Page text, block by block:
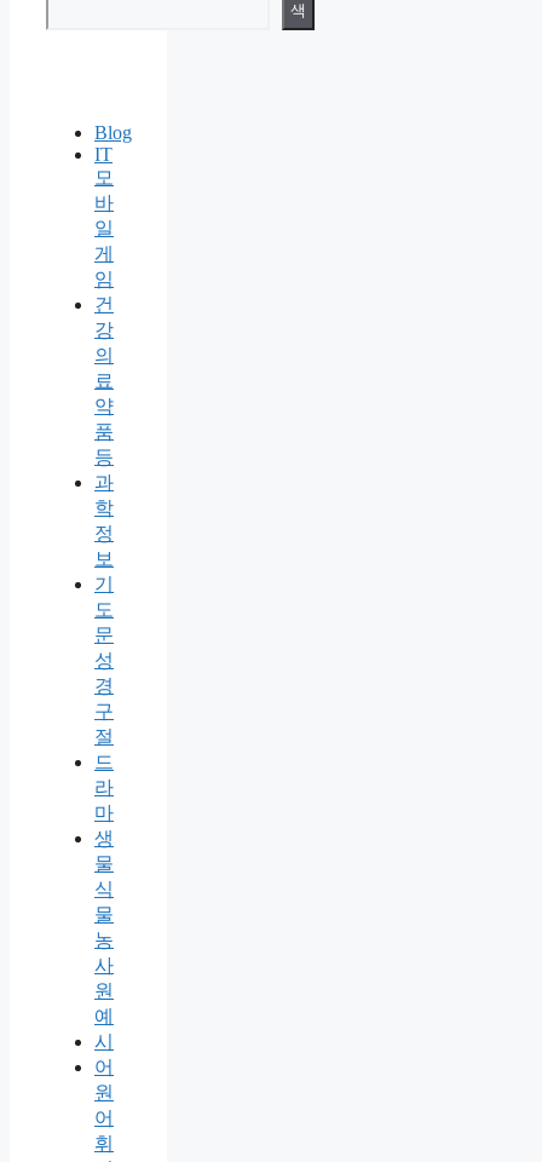
색
Blog
IT
모
바
일
게
임
건
강
의
료
약
품
등
과
학
정
보
기
도
문
성
경
구
절
드
라
마
생
물
식
물
농
사
원
예
시
어
원
어
휘